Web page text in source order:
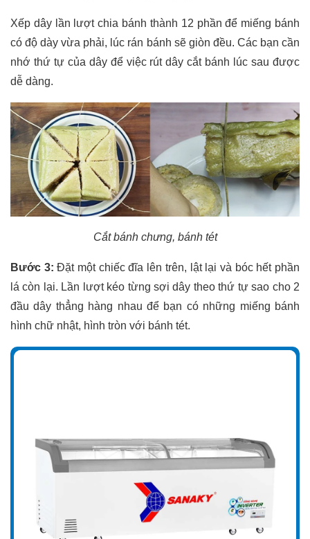
Xếp dây lần lượt chia bánh thành 12 phần để miếng bánh
có độ dày vừa phải, lúc rán bánh sẽ giòn đều. Các bạn cần
nhớ thứ tự của dây để việc rút dây cắt bánh lúc sau được
dễ dàng.
Cắt bánh chưng, bánh tét
Bước 3: Đặt một chiếc đĩa lên trên, lật lại và bóc hết phần
lá còn lại. Lần lượt kéo từng sợi dây theo thứ tự sao cho 2
đầu dây thẳng hàng nhau để bạn có những miếng bánh
hình chữ nhật, hình tròn với bánh tét.